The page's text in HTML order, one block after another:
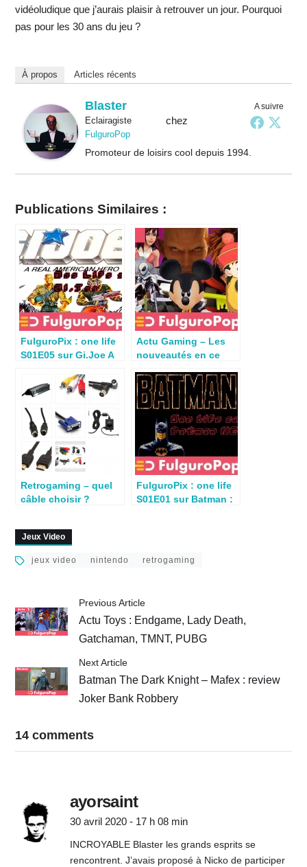
vidéoludique que j’aurais plaisir à retrouver un jour. Pourquoi
pas pour les 30 ans du jeu ?
À propos Articles récents
A suivre
Blaster
Eclairagistechez
FulguroPop
Promoteur de loisirs cool depuis 1994.
Publications Similaires :
FulguroPix : one life
S01E05 sur Gi.Joe A
NES
Actu Gaming – Les
nouveautés en ce
Retrogaming – quel
câble choisir ?
FulguroPix : one life
S01E01 sur Batman :
Jeux Video
jeux video nintendo retrogaming
Previous Article
Actu Toys : Endgame, Lady Death,
Gatchaman, TMNT, PUBG
Next Article
Batman The Dark Knight – Mafex : review
Joker Bank Robbery
14 comments
ayorsaint
30 avril 2020 - 17 h 08 min
INCROYABLE Blaster les grands esprits se
rencontrent. J’avais proposé à Nicko de participer